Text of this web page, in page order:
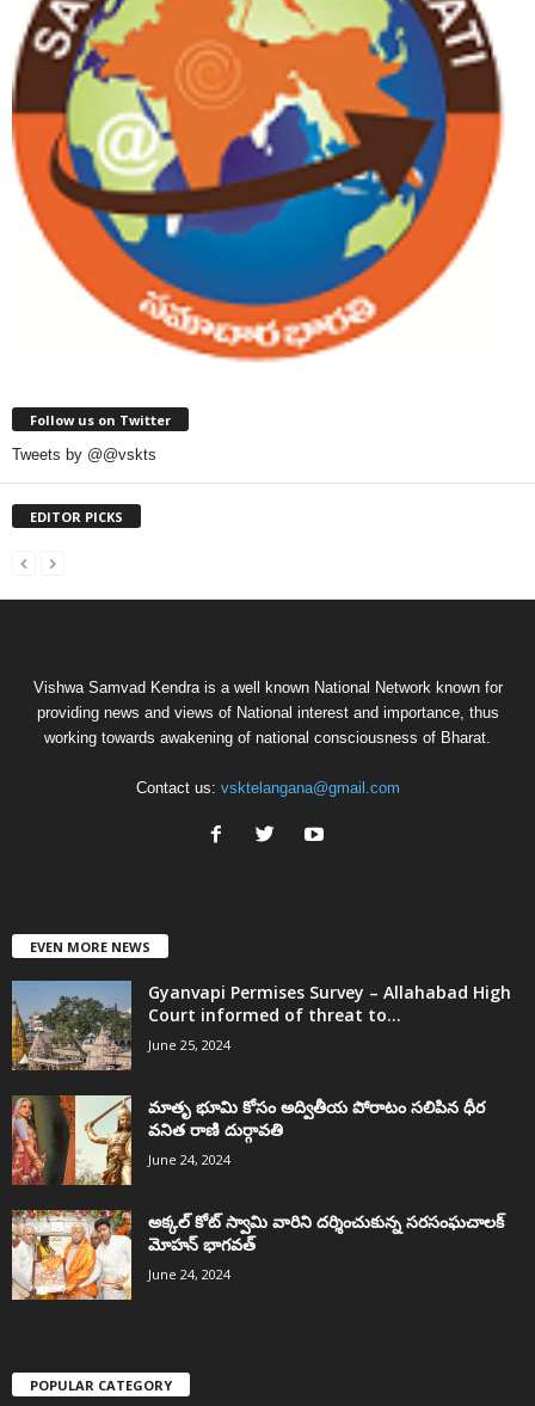
Follow us on Twitter
Tweets by @@vskts
EDITOR PICKS
Vishwa Samvad Kendra is a well known National Network known for
providing news and views of National interest and importance, thus
working towards awakening of national consciousness of Bharat.
Contact us: vsktelangana@gmail.com
EVEN MORE NEWS
Gyanvapi Permises Survey – Allahabad High
Court informed of threat to...
June 25, 2024
మాతృ భూమి కోసం అద్వితీయ పోరాటం సలిపిన ధీర
వనిత రాణి దుర్గావతి
June 24, 2024
అక్కల్‌ కోట్‌ స్వామి వారిని దర్శించుకున్న సరసంఘచాలక్
మోహన్ భాగవత్
June 24, 2024
POPULAR CATEGORY